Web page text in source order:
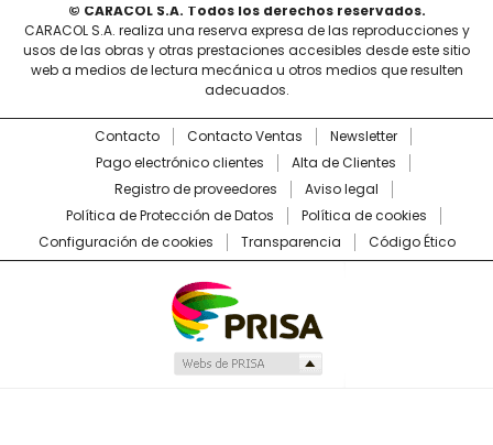
© CARACOL S.A. Todos los derechos reservados.
CARACOL S.A. realiza una reserva expresa de las reproducciones y
usos de las obras y otras prestaciones accesibles desde este sitio
web a medios de lectura mecánica u otros medios que resulten
adecuados.
Contacto Contacto Ventas
Newsletter
Pago electrónico clientes
Alta de Clientes
Registro de proveedores
Aviso legal
Política de Protección de Datos
Política de cookies
Configuración de cookies
Transparencia Código Ético